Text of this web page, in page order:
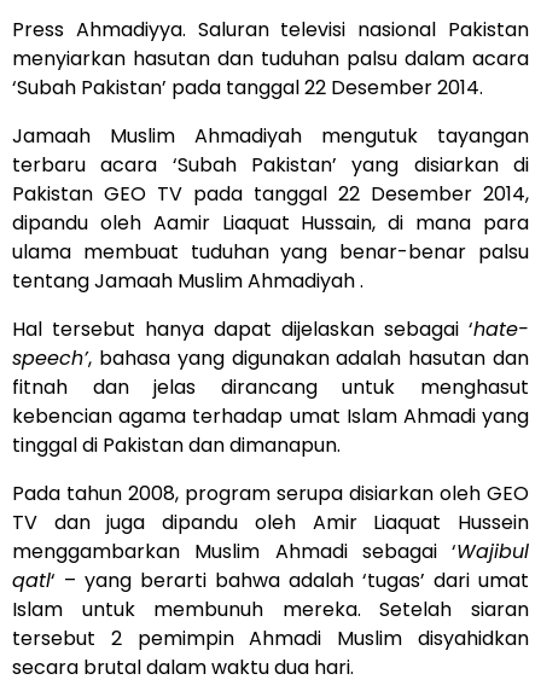
Press Ahmadiyya. Saluran televisi nasional Pakistan
menyiarkan hasutan dan tuduhan palsu dalam acara
‘Subah Pakistan’ pada tanggal 22 Desember 2014.
Jamaah Muslim Ahmadiyah mengutuk tayangan
terbaru acara ‘Subah Pakistan’ yang disiarkan di
Pakistan GEO TV pada tanggal 22 Desember 2014,
dipandu oleh Aamir Liaquat Hussain, di mana para
ulama membuat tuduhan yang benar-benar palsu
tentang Jamaah Muslim Ahmadiyah .
Hal tersebut hanya dapat dijelaskan sebagai ‘hate-
speech’, bahasa yang digunakan adalah hasutan dan
fitnah dan jelas dirancang untuk menghasut
kebencian agama terhadap umat Islam Ahmadi yang
tinggal di Pakistan dan dimanapun.
Pada tahun 2008, program serupa disiarkan oleh GEO
TV dan juga dipandu oleh Amir Liaquat Hussein
menggambarkan Muslim Ahmadi sebagai ‘Wajibul
qatl‘ – yang berarti bahwa adalah ‘tugas’ dari umat
Islam untuk membunuh mereka. Setelah siaran
tersebut 2 pemimpin Ahmadi Muslim disyahidkan
secara brutal dalam waktu dua hari.